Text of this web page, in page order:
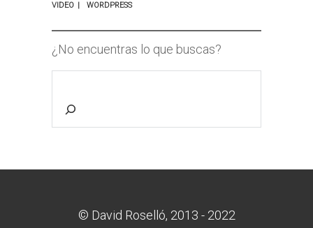
VIDEO WORDPRESS
¿No encuentras lo que buscas?
© David Roselló, 2013 - 2022